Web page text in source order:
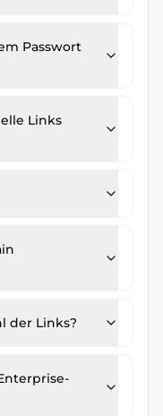
Passwort
Links
der Links?